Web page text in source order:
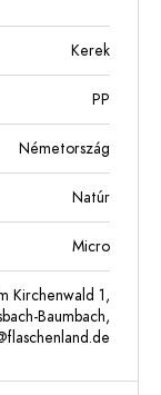
Kerek
PP
Németország
Natúr
Micro
Kirchenwald 1,
Baumbach,